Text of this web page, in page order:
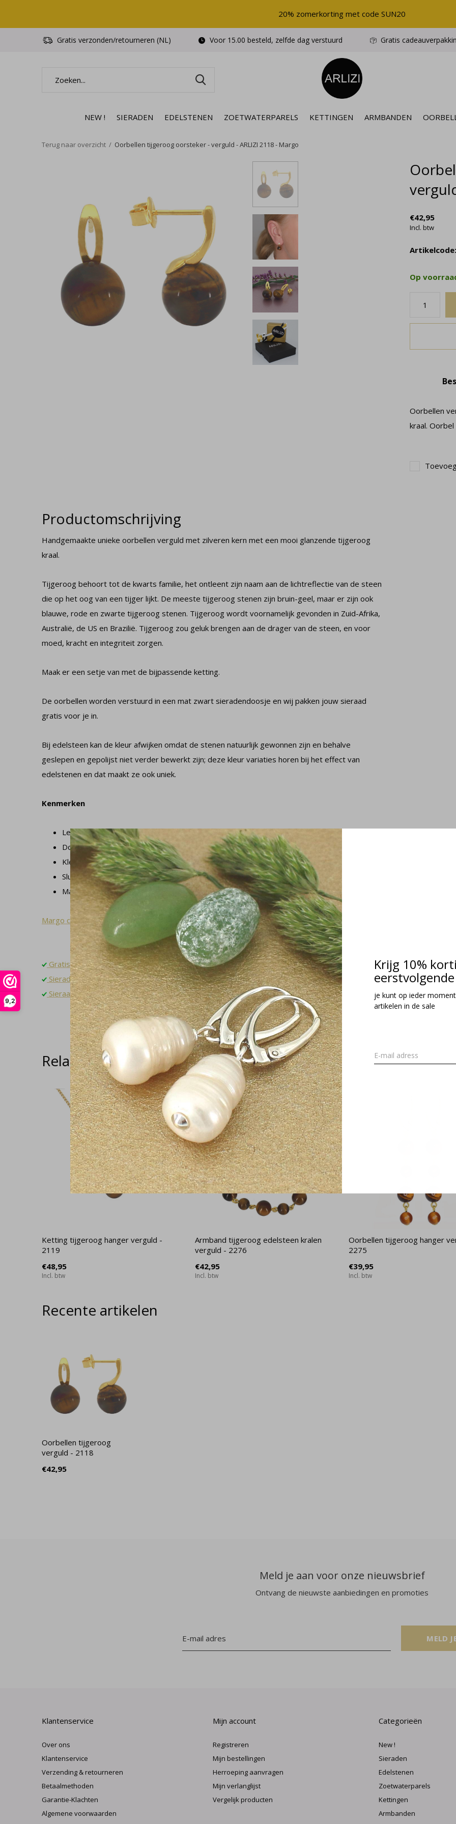
9,2
Krijg 10%
je kunt op ieder
artikelen in de sale
NEW ! SIERADEN EDELSTENEN ZOETWATERPARELS KETTINGEN ARMBANDEN
Gratis verzonden/retourneren (NL) Voor 15.00 besteld, zelfde dag verstuurd Gratis
20% zomerkorting met code SUN20
Terug naar overzicht Oorbellen tijgeroog oorsteker - verguld - ARLIZI 2118 - Margo
€42,95
Incl. btw
Artikelcode:
Op
Oorbellen
kraal.
Productomschrijving
Handgemaakte unieke oorbellen verguld met zilveren kern met een mooi glanzende tijgeroog
kraal.
Tijgeroog behoort tot de kwarts familie, het ontleent zijn naam aan de lichtreflectie van de steen
die op het oog van een tijger lijkt. De meeste tijgeroog stenen zijn bruin-geel, maar er zijn ook
blauwe, rode en zwarte tijgeroog stenen. Tijgeroog wordt voornamelijk gevonden in Zuid-Afrika,
Australië, de US en Brazilië. Tijgeroog zou geluk brengen aan de drager van de steen, en voor
moed, kracht en integriteit zorgen.
Maak er een setje van met de bijpassende ketting.
De oorbellen worden verstuurd in een mat zwart sieradendoosje en wij pakken jouw sieraad
gratis voor je in.
Bij edelsteen kan de kleur afwijken omdat de stenen natuurlijk gewonnen zijn en behalve
geslepen en gepolijst niet verder bewerkt zijn; deze kleur variaties horen bij het effect van
edelstenen en dat maakt ze ook uniek.
Kenmerken
Lengte oorbel: 1,9 cm
Doorsnede steen: 10 mm
Kleur steen: bruin-geel
Sluiting oorbel: steker
Materiaal: verguld met zilveren kern en tijgeroog
Margo collectie
Gratis verzending binnen NL
Sieradendoosje en gratis cadeauverpakking
Sieraad op maat laten maken? Neem contact op!
Related articles
Ketting tijgeroog hanger verguld -
2119
€48,95
Incl. btw
Armband tijgeroog edelsteen kralen
verguld - 2276
€42,95
Incl. btw
Oorbellen tijgeroog hanger
2275
€39,95
Incl. btw
Recente artikelen
Oorbellen tijgeroog
verguld - 2118
€42,95
Meld je aan voor onze nieuwsbrief
Ontvang de nieuwste aanbiedingen en promoties
MELD
Klantenservice
Over ons
Klantenservice
Verzending & retourneren
Betaalmethoden
Garantie-Klachten
Algemene voorwaarden
Mijn account
Registreren
Mijn bestellingen
Herroeping aanvragen
Mijn verlanglijst
Vergelijk producten
Categorieën
New !
Sieraden
Edelstenen
Zoetwaterparels
Kettingen
Armbanden